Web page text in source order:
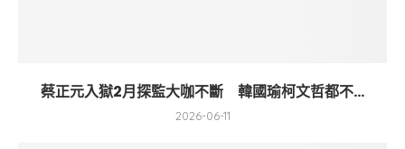
蔡正元入獄2月探監大咖不斷 韓國瑜柯文哲都不...
2026-06-11